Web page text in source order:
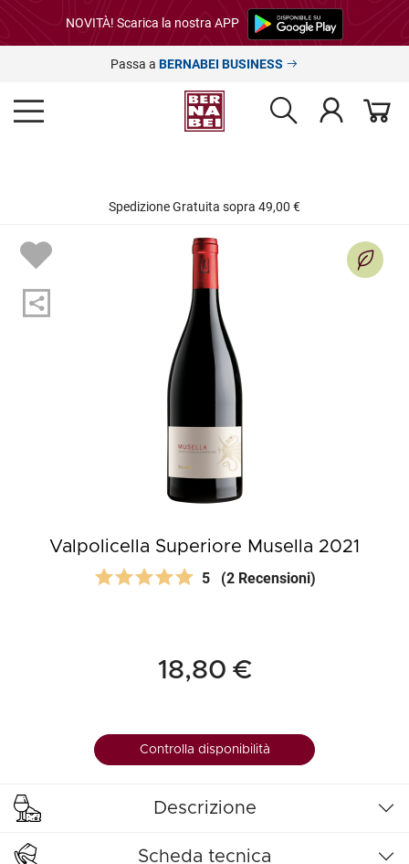
NOVITÀ! Scarica la nostra APP
Passa a BERNABEI BUSINESS
Spedizione Gratuita sopra 49,00 €
Valpolicella Superiore Musella 2021
5 (2 Recensioni)
18,80 €
Controlla disponibilità
Descrizione
Scheda tecnica